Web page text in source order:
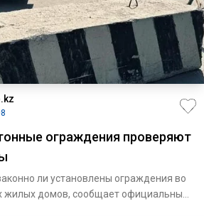
ограждения проверяют
ли установлены ограждения во
жилых домов, сообщает официальный